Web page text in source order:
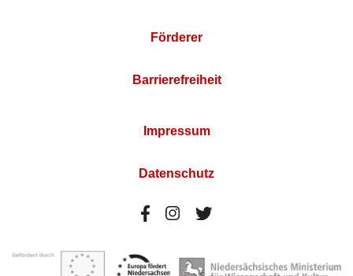
Förderer
Barrierefreiheit
Impressum
Datenschutz